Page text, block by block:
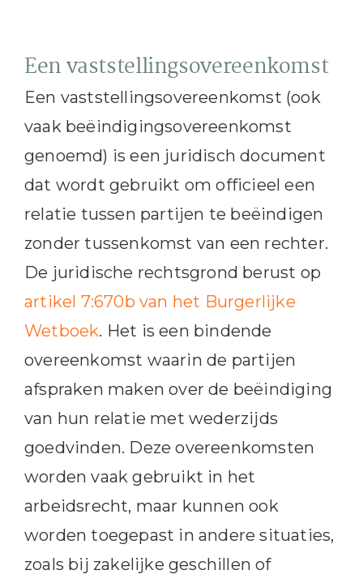
Een vaststellingsovereenkomst
Een vaststellingsovereenkomst (ook
vaak beëindigingsovereenkomst
genoemd) is een juridisch document
dat wordt gebruikt om officieel een
relatie tussen partijen te beëindigen
zonder tussenkomst van een rechter.
De juridische rechtsgrond berust op
artikel 7:670b van het Burgerlijke
Wetboek. Het is een bindende
overeenkomst waarin de partijen
afspraken maken over de beëindiging
van hun relatie met wederzijds
goedvinden. Deze overeenkomsten
worden vaak gebruikt in het
arbeidsrecht, maar kunnen ook
worden toegepast in andere situaties,
zoals bij zakelijke geschillen of